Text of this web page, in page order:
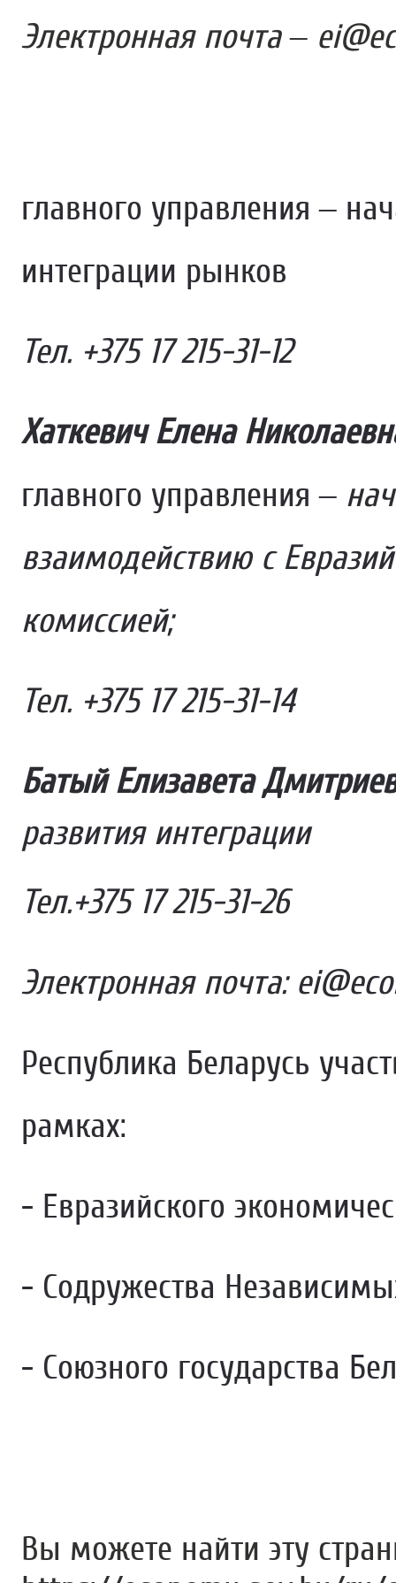
Электронная почта –
главного управления –
интеграции рынков
Тел. +375 17 215-31-12
Хаткевич Елена
главного управления –
взаимодействию с
комиссией;
Тел. +375 17 215-31-14
Батый Елизавета
развития интеграции
Тел.+375 17 215-31-26
Электронная почта:
Республика Беларусь
рамках:
- Евразийского
- Содружества
- Союзного государства
Вы можете найти эту